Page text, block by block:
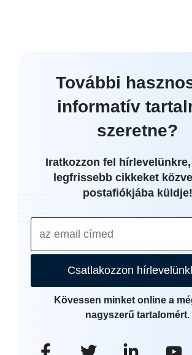
További
informatív
szeretne?
Iratkozzon fel
legfrissebb cikkeket
postafiókjába küldje!
Csatlakozzon
Kövessen minket online a
nagyszerű tartalomért.